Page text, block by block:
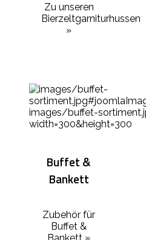
Zu unseren
Bierzeltgarniturhussen
»
Buffet &
Bankett
Zubehör für
Buffet &
Bankett »